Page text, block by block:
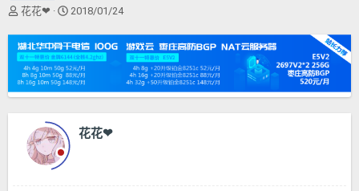
主
发
起
人
花花❤
开
时
间
2018/01/24
花花❤